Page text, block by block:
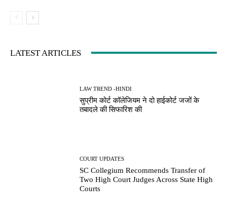
LATEST ARTICLES
LAW TREND -HINDI
सुप्रीम कोर्ट कॉलेजियम ने दो हाईकोर्ट जजों के
तबादले की सिफारिश की
COURT UPDATES
SC Collegium Recommends Transfer of
Two High Court Judges Across State High
Courts